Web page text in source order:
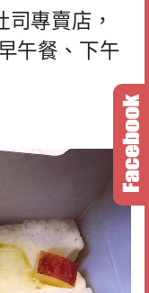
司專賣店，
午餐、下午